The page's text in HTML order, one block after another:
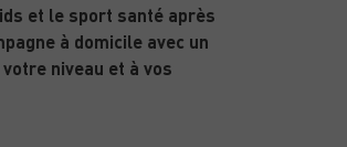
et le sport santé après
à domicile avec un
niveau et à vos